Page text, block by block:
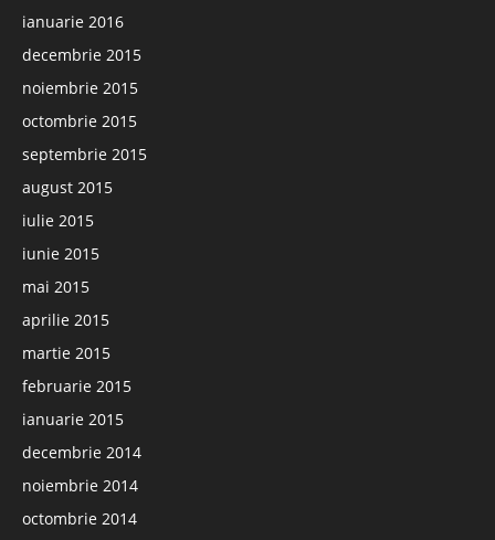
ianuarie 2016
decembrie 2015
noiembrie 2015
octombrie 2015
septembrie 2015
august 2015
iulie 2015
iunie 2015
mai 2015
aprilie 2015
martie 2015
februarie 2015
ianuarie 2015
decembrie 2014
noiembrie 2014
octombrie 2014